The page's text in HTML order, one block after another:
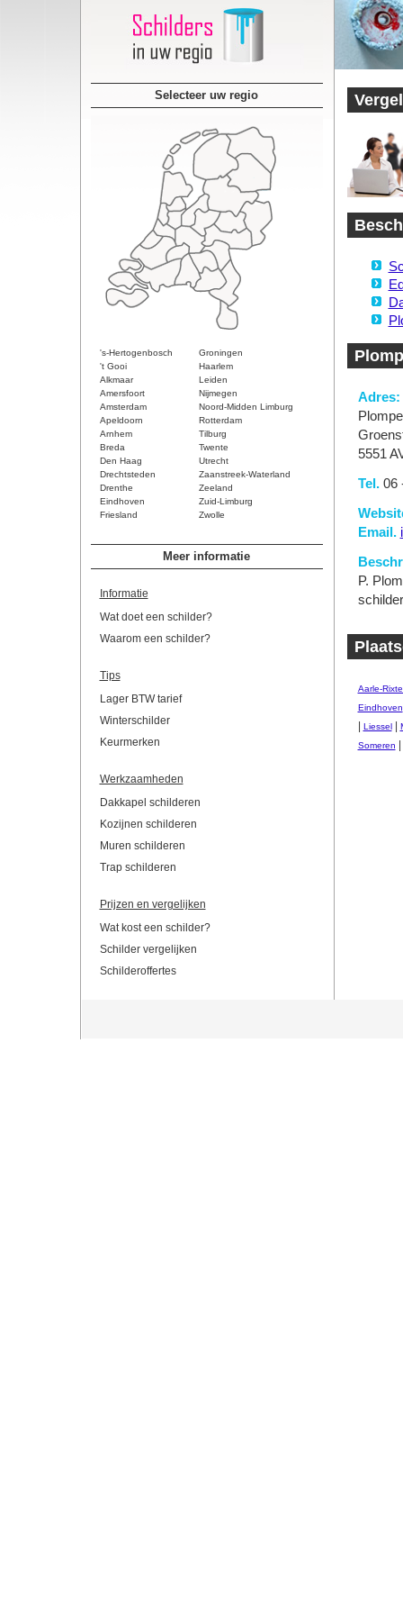
Selecteer uw regio
's-Hertogenbosch
Groningen
't Gooi
Haarlem
Alkmaar
Leiden
Amersfoort
Nijmegen
Amsterdam
Noord-Midden Limburg
Apeldoorn
Rotterdam
Arnhem
Tilburg
Breda
Twente
Den Haag
Utrecht
Drechtsteden
Zaanstreek-Waterland
Drenthe
Zeeland
Eindhoven
Zuid-Limburg
Friesland
Zwolle
Meer informatie
Informatie
Wat doet een schilder?
Waarom een schilder?
Tips
Lager BTW tarief
Winterschilder
Keurmerken
Werkzaamheden
Dakkapel schilderen
Kozijnen schilderen
Muren schilderen
Trap schilderen
Prijzen en vergelijken
Wat kost een schilder?
Schilder vergelijken
Schilderoffertes
Adres:
5551
Tel.06
Email.
P.
Aarle-
Eindhoven
Liessel|
Someren